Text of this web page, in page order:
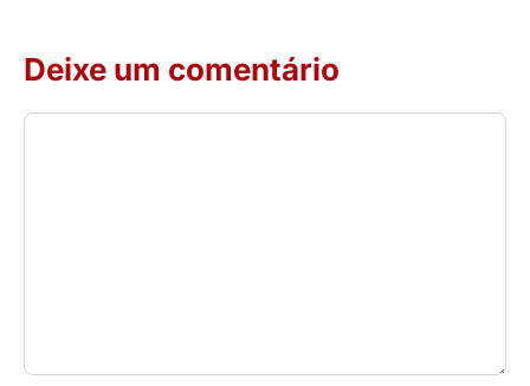
Deixe um comentário
Comentário